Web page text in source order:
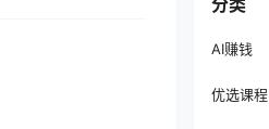
AI赚钱
优选课程